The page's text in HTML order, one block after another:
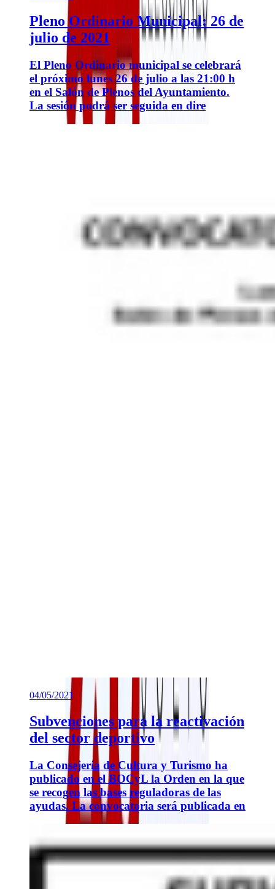
Pleno Ordinario Municipal: 26 de
julio de 2021
El Pleno Ordinario municipal se celebrará
el próximo lunes 26 de julio a las 21:00 h
en el Salón de Plenos del Ayuntamiento.
La sesión podrá ser seguida en dire
04/05/2021
Subvenciones para la reactivación
del sector deportivo
La Consejería de Cultura y Turismo ha
publicado en el BOCyL la Orden en la que
se recogen las bases reguladoras de las
ayudas. La convocatoria será publicada en